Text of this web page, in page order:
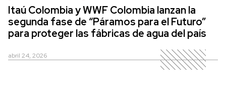
Itaú Colombia y WWF Colombia lanzan la
segunda fase de “Páramos para el Futuro”
para proteger las fábricas de agua del país
abril 24, 2026